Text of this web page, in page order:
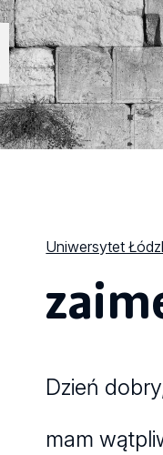
Uniwersytet
Dzień
mam